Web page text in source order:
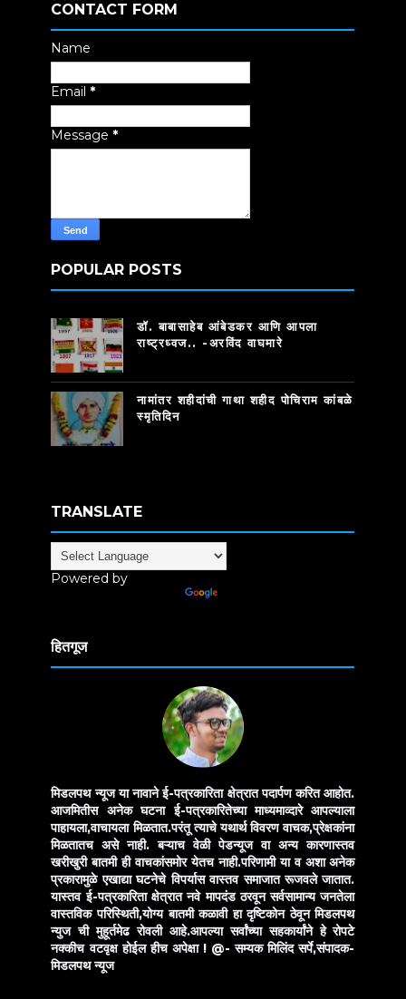
CONTACT FORM
Name
Email *
Message *
POPULAR POSTS
डॉ. बाबासाहेब आंबेडकर आणि आपला
राष्ट्रध्वज.. -अरविंद वाघमारे
नामांतर शहीदांची गाथा शहीद पोचिराम कांबळे
स्मृतिदिन
TRANSLATE
Powered by
हितगूज
मिडलपथ न्यूज या नावाने ई-पत्रकारिता क्षेत्रात पदार्पण करित आहोत.
आजमितीस अनेक घटना ई-पत्रकारितेच्या माध्यमाव्दारे आपल्याला
पाहायला,वाचायला मिळतात.परंतू त्याचे यथार्थ विवरण वाचक,प्रेक्षकांना
मिळतातच असे नाही. बऱ्याच वेळी पेडन्यूज वा अन्य कारणास्तव
खरीखुरी बातमी ही वाचकांसमोर येतच नाही.परिणामी या व अशा अनेक
प्रकारामुळे एखाद्या घटनेचे विपर्यास वास्तव समाजात रूजवले जातात.
यास्तव ई-पत्रकारिता क्षेत्रात नवे मापदंड ठरवून सर्वसामान्य जनतेला
वास्तविक परिस्थिती,योग्य बातमी कळावी हा दृष्टिकोन ठेवून मिडलपथ
न्युज ची मुहूर्तमेढ रोवली आहे.आपल्या सर्वांच्या सहकार्यांने हे रोपटे
नक्कीच वटवृक्ष होईल हीच अपेक्षा ! @- सम्यक मिलिंद सर्पे,संपादक-
मिडलपथ न्यूज